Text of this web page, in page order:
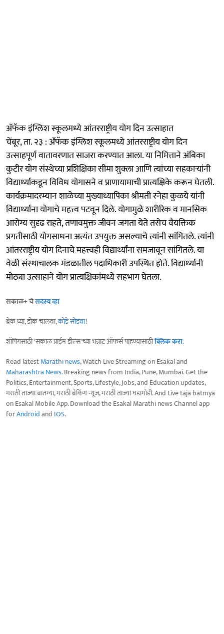
ॲफॅक इंग्लिश स्कूलमध्ये आंतरराष्ट्रीय योग दिन उत्साहात
चेंबूर, ता. २३ : ॲफॅक इंग्लिश स्कूलमध्ये आंतरराष्ट्रीय योग दिन
उत्साहपूर्ण वातावरणात साजरा करण्यात आला. या निमित्ताने अंबिका
कुटीर योग संस्थेच्या प्रशिक्षिका सीमा शुक्ला आणि त्यांच्या सहकाऱ्यांनी
विद्यार्थ्यांकडून विविध योगासने व प्राणायामाची प्रात्यक्षिके करून घेतली.
कार्यक्रमादरम्यान शाळेच्या मुख्याध्यापिका श्रीमती स्नेहा कुळये यांनी
विद्यार्थ्यांना योगाचे महत्त्व पटवून दिले. योगामुळे शारीरिक व मानसिक
आरोग्य सुदृढ राहते, तणावमुक्त जीवन जगता येते तसेच वैयक्तिक
प्रगतीसाठी योगसाधना अत्यंत उपयुक्त असल्याचे त्यांनी सांगितले. त्यांनी
आंतरराष्ट्रीय योग दिनाचे महत्त्वही विद्यार्थ्यांना समजावून सांगितले. या
वेळी संस्थाचालक मंडळातील पदाधिकारी उपस्थित होते. विद्यार्थ्यांनी
मोठ्या उत्साहाने योग प्रात्यक्षिकांमध्ये सहभाग घेतला.
सकाळ+ चेसदस्य व्हा
ब्रेक घ्या, डोकं चालवा,कोडे सोडवा!
शॉपिंगसाठी 'सकाळ प्राईम डील्स'च्या भन्नाट ऑफर्स पाहण्यासाठीक्लिक करा.
Read latestMarathi news, Watch Live Streaming on Esakal and
Maharashtra News. Breaking news from India, Pune, Mumbai. Get the
Politics, Entertainment, Sports, Lifestyle, Jobs, and Education updates,
मराठी ताज्या बातम्या, मराठी ब्रेकिंग न्यूज, मराठी ताज्या घडामोडी. And Live taja batmya
on Esakal Mobile App. Download the Esakal Marathi news Channel app
forAndroidand IOS.